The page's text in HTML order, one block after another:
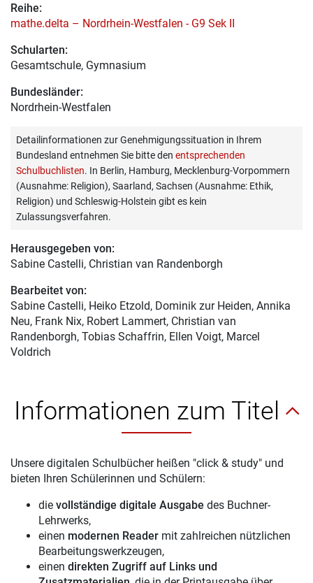
Reihe:
mathe.delta – Nordrhein-Westfalen - G9 Sek II
Schularten:
Gesamtschule, Gymnasium
Bundesländer:
Nordrhein-Westfalen
Detailinformationen zur Genehmigungssituation in Ihrem
Bundesland entnehmen Sie bitte den entsprechenden
Schulbuchlisten. In Berlin, Hamburg, Mecklenburg-Vorpommern
(Ausnahme: Religion), Saarland, Sachsen (Ausnahme: Ethik,
Religion) und Schleswig-Holstein gibt es kein
Zulassungsverfahren.
Herausgegeben von:
Sabine Castelli, Christian van Randenborgh
Bearbeitet von:
Sabine Castelli, Heiko Etzold, Dominik zur Heiden, Annika
Neu, Frank Nix, Robert Lammert, Christian van
Randenborgh, Tobias Schaffrin, Ellen Voigt, Marcel
Voldrich
Informationen zum Titel
Unsere digitalen Schulbücher heißen "click & study" und
bieten Ihren Schülerinnen und Schülern:
die vollständige digitale Ausgabe des Buchner-
Lehrwerks,
einen modernen Reader mit zahlreichen nützlichen
Bearbeitungswerkzeugen,
einen direkten Zugriff auf Links und